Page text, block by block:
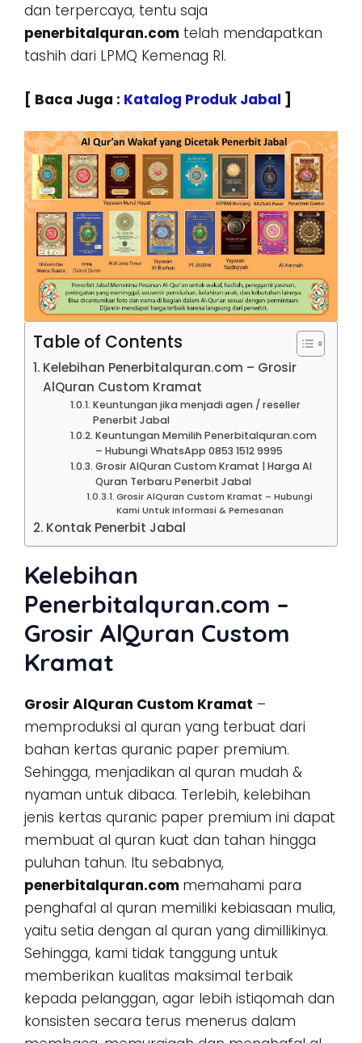
dan terpercaya, tentu saja
penerbitalquran.com telah mendapatkan
tashih dari LPMQ Kemenag RI.
[ Baca Juga : Katalog Produk Jabal ]
Table of Contents
Kelebihan Penerbitalquran.com – Grosir
AlQuran Custom Kramat
Keuntungan jika menjadi agen / reseller
Penerbit Jabal
Keuntungan Memilih Penerbitalquran.com
– Hubungi WhatsApp 0853 1512 9995
Grosir AlQuran Custom Kramat | Harga Al
Quran Terbaru Penerbit Jabal
Grosir AlQuran Custom Kramat – Hubungi
Kami Untuk Informasi & Pemesanan
Kontak Penerbit Jabal
Kelebihan
Penerbitalquran.com –
Grosir AlQuran Custom
Kramat
Grosir AlQuran Custom Kramat –
memproduksi al quran yang terbuat dari
bahan kertas quranic paper premium.
Sehingga, menjadikan al quran mudah &
nyaman untuk dibaca. Terlebih, kelebihan
jenis kertas quranic paper premium ini dapat
membuat al quran kuat dan tahan hingga
puluhan tahun. Itu sebabnya,
penerbitalquran.com memahami para
penghafal al quran memiliki kebiasaan mulia,
yaitu setia dengan al quran yang dimillikinya.
Sehingga, kami tidak tanggung untuk
memberikan kualitas maksimal terbaik
kepada pelanggan, agar lebih istiqomah dan
konsisten secara terus menerus dalam